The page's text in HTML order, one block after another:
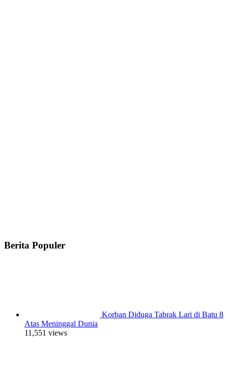
Berita Populer
Korban Diduga Tabrak Lari di Batu 8
Atas Meninggal Dunia
11,551 views